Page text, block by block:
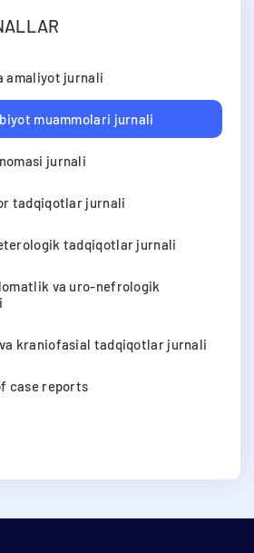
amaliyot jurnali
muammolari jurnali
jurnali
tadqiqotlar jurnali
tadqiqotlar jurnali
va uro-nefrologik
kraniofasial tadqiqotlar jurnali
case reports